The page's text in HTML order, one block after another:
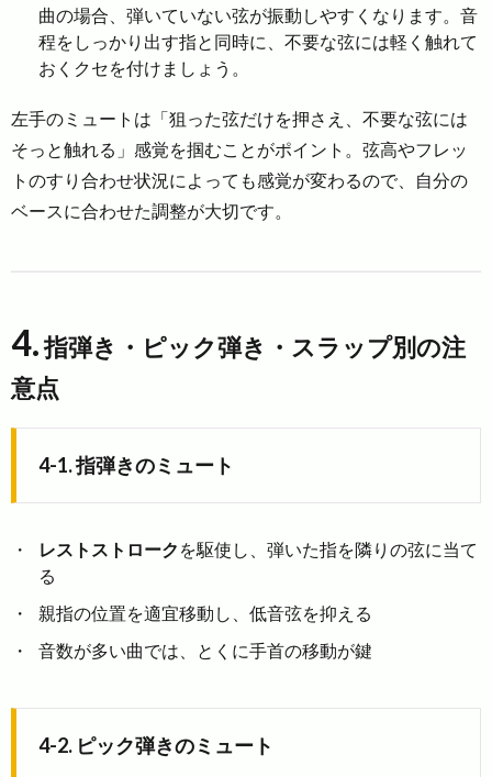
曲の場合、弾いていない弦が振動しやすくなります。音
程をしっかり出す指と同時に、不要な弦には軽く触れて
おくクセを付けましょう。
左手のミュートは「狙った弦だけを押さえ、不要な弦には
そっと触れる」感覚を掴むことがポイント。弦高やフレッ
トのすり合わせ状況によっても感覚が変わるので、自分の
ベースに合わせた調整が大切です。
4.指弾き・ピック弾き・スラップ別の注
意点
4-1. 指弾きのミュート
レストストローク を駆使し、弾いた指を隣りの弦に当て
る
親指の位置を適宜移動し、低音弦を抑える
音数が多い曲では、とくに手首の移動が鍵
4-2. ピック弾きのミュート